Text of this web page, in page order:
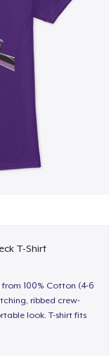
T-Shirt
100% Cotton (4-6
ribbed crew-
look. T-shirt fits